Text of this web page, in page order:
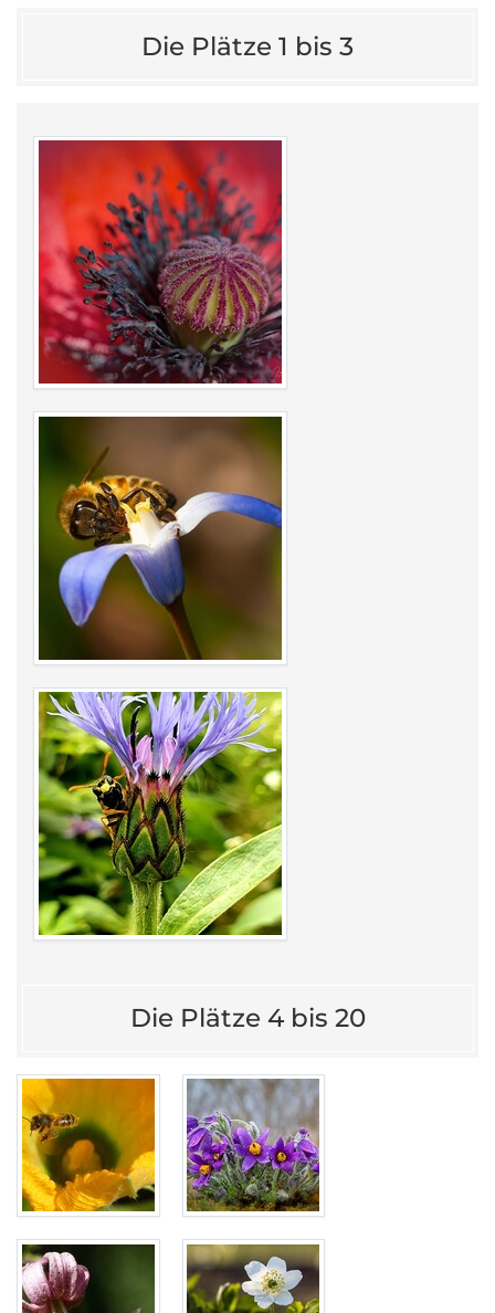
Die Plätze 1 bis 3
Die Plätze 4 bis 20